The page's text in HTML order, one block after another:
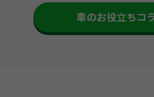
車のお役立ちコ